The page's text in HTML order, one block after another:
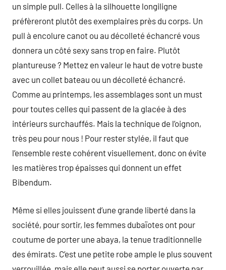
un simple pull. Celles à la silhouette longiligne
préfèreront plutôt des exemplaires près du corps. Un
pull à encolure canot ou au décolleté échancré vous
donnera un côté sexy sans trop en faire. Plutôt
plantureuse ? Mettez en valeur le haut de votre buste
avec un collet bateau ou un décolleté échancré.
Comme au printemps, les assemblages sont un must
pour toutes celles qui passent de la glacée à des
intérieurs surchauffés. Mais la technique de l’oignon,
très peu pour nous ! Pour rester stylée, il faut que
l’ensemble reste cohérent visuellement, donc on évite
les matières trop épaisses qui donnent un effet
Bibendum.
Même si elles jouissent d’une grande liberté dans la
société, pour sortir, les femmes dubaïotes ont pour
coutume de porter une abaya, la tenue traditionnelle
des émirats. C’est une petite robe ample le plus souvent